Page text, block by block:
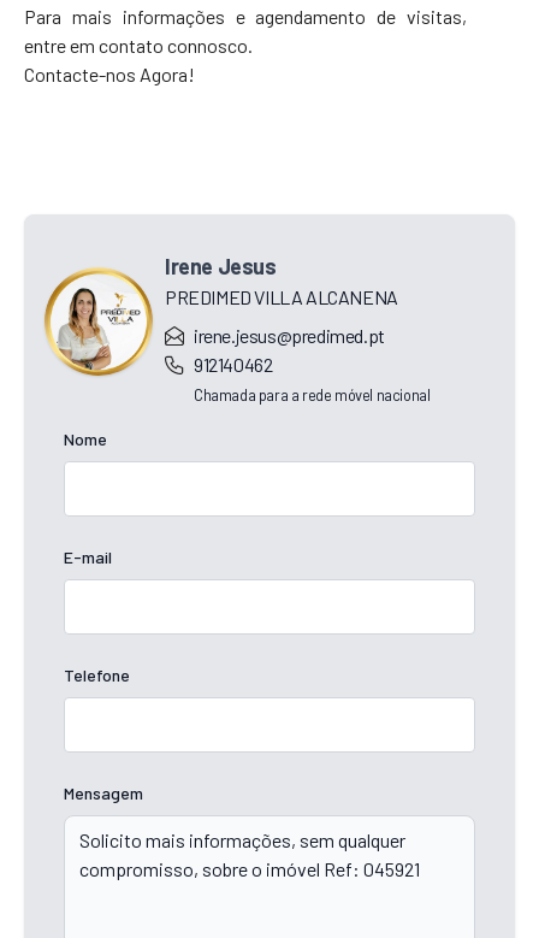
Para mais informações e agendamento de visitas,
entre em contato connosco.
Contacte-nos Agora!
Irene Jesus
PREDIMED VILLA ALCANENA
irene.jesus@predimed.pt
912140462
Chamada para a rede móvel nacional
Nome
E-mail
Telefone
Mensagem